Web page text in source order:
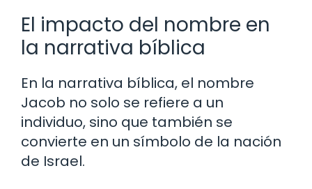
El impacto del nombre en
la narrativa bíblica
En la narrativa bíblica, el nombre
Jacob no solo se refiere a un
individuo, sino que también se
convierte en un símbolo de la nación
de Israel.